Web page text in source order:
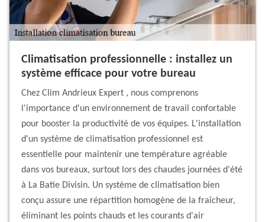
Climatisation professionnelle : installez un
système efficace pour votre bureau
Chez Clim Andrieux Expert , nous comprenons
l'importance d'un environnement de travail confortable
pour booster la productivité de vos équipes. L'installation
d'un système de climatisation professionnel est
essentielle pour maintenir une température agréable
dans vos bureaux, surtout lors des chaudes journées d'été
à La Batie Divisin. Un système de climatisation bien
conçu assure une répartition homogène de la fraîcheur,
éliminant les points chauds et les courants d'air